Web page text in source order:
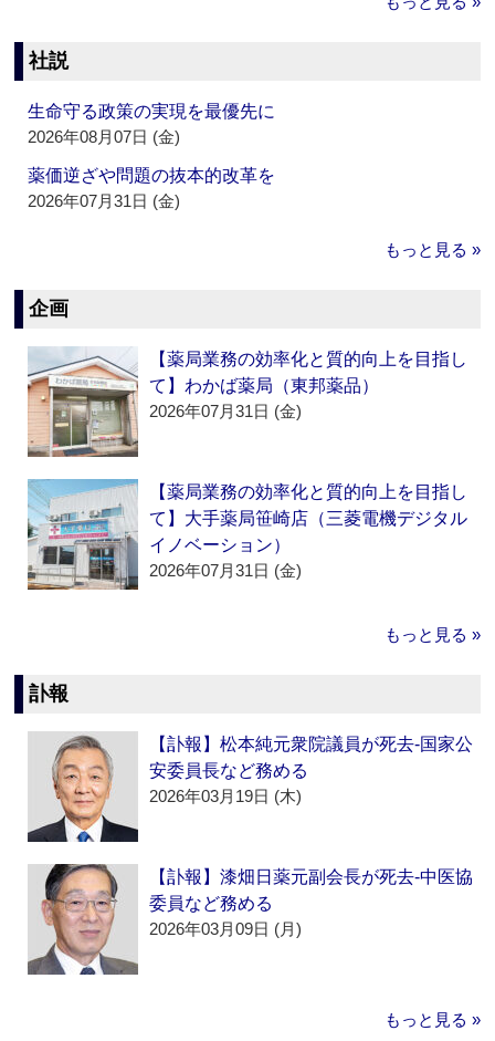
社説
生命守る政策の実現を最優先に
2026年08月07日 (金)
薬価逆ざや問題の抜本的改革を
2026年07月31日 (金)
もっと見る »
企画
【薬局業務の効率化と質的向上を目指し
て】わかば薬局（東邦薬品）
2026年07月31日 (金)
【薬局業務の効率化と質的向上を目指し
て】大手薬局笹崎店（三菱電機デジタル
イノベーション）
2026年07月31日 (金)
もっと見る »
訃報
【訃報】松本純元衆院議員が死去‐国家公
安委員長など務める
2026年03月19日 (木)
【訃報】漆畑日薬元副会長が死去‐中医協
委員など務める
2026年03月09日 (月)
もっと見る »